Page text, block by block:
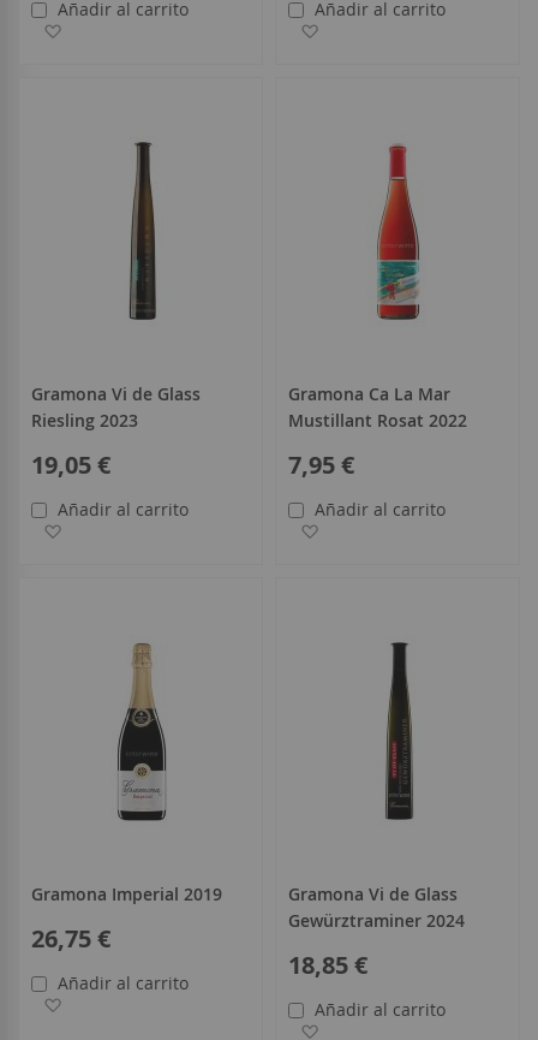
Añadir al carrito
Añadir al carrito
Gramona Vi de Glass
Riesling 2023
19,05 €
Añadir al carrito
Gramona Ca La Mar
Mustillant Rosat 2022
7,95 €
Añadir al carrito
Gramona Imperial 2019
26,75 €
Añadir al carrito
Gramona Vi de Glass
Gewürztraminer 2024
18,85 €
Añadir al carrito